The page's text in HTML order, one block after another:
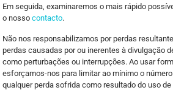
Em seguida, examinaremos o mais rápido
o nossocontacto.
Não nos responsabilizamos por perdas
perdas causadas por ou inerentes à divulgação
como perturbações ou interrupções. Ao usar
esforçamos-nos para limitar ao mínimo o
qualquer perda sofrida como resultado do uso